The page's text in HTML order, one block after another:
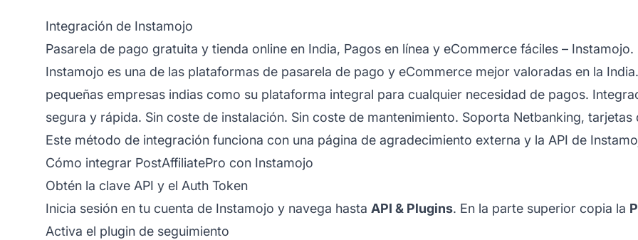
Integración de Instamojo
Pasarela de pago gratuita y tienda online en India, Pagos en línea y eCommerce fáciles – Instamojo.
Instamojo es una de las plataformas de pasarela de pago y eCommerce mejor valoradas en la
pequeñas empresas indias como su plataforma integral para cualquier necesidad de pagos.
segura y rápida. Sin coste de instalación. Sin coste de mantenimiento. Soporta Netbanking,
Este método de integración funciona con una página de agradecimiento externa y la API de
Cómo integrar PostAffiliatePro con Instamojo
Obtén la clave API y el Auth Token
Inicia sesión en tu cuenta de Instamojo y navega hasta API & Plugins. En la parte superior copia la
Activa el plugin de seguimiento